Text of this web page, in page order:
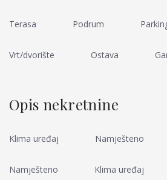
Terasa Podrum
Vrt/dvorište Ostava
Opis nekretnine
Klima uređaj Namješteno
Namješteno Klima uređaj